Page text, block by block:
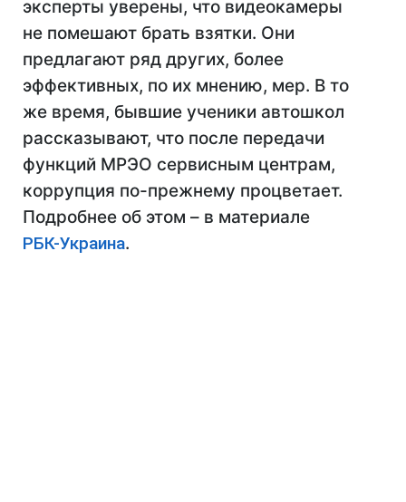
эксперты уверены, что видеокамеры
не помешают брать взятки. Они
предлагают ряд других, более
эффективных, по их мнению, мер. В то
же время, бывшие ученики автошкол
рассказывают, что после передачи
функций МРЭО сервисным центрам,
коррупция по-прежнему процветает.
Подробнее об этом – в материале
РБК-Украина.